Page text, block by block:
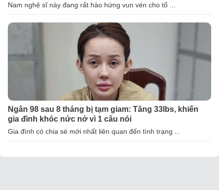
Nam nghệ sĩ này đang rất hào hứng vun vén cho tổ ...
Ngân 98 sau 8 tháng bị tạm giam: Tăng 33lbs, khiến
gia đình khóc nức nở vì 1 câu nói
Gia đình có chia sẻ mới nhất liên quan đến tình trạng ...